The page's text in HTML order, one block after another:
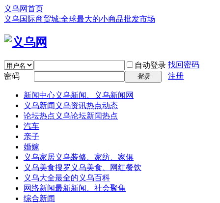
义乌网首页
义乌国际商贸城:全球最大的小商品批发市场
自动登录 找回密码
密码
登录 注册
新闻中心义乌新闻、义乌新闻网
义乌新闻 义乌资讯热点动态
论坛热点 义乌论坛新闻热点
汽车
亲子
婚嫁
义乌家居义乌装修、家纺、家俱
义乌美食搜罗义乌美食、网红餐饮
义乌大全最全的义乌百科
网络新闻最新新闻、社会聚焦
综合新闻